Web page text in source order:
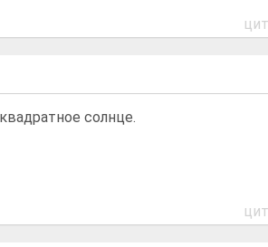
солнце.